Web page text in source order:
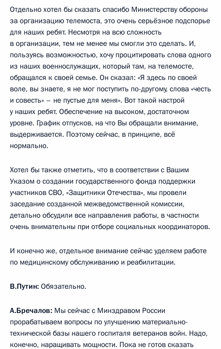
Отдельно хотел бы сказать спасибо Министерству обороны
за организацию телемоста, это очень серьёзное подспорье
для наших ребят. Несмотря на всю сложность
в организации, тем не менее мы смогли это сделать. И,
пользуясь возможностью, хочу процитировать слова одного
из наших военнослужащих, который там, на телемосте,
обращался к своей семье. Он сказал: «Я здесь по своей
воле, вы знаете, я не мог поступить по-другому, слова «честь
и совесть» – не пустые для меня». Вот такой настрой
у наших ребят. Обеспечение на высоком, достаточном
уровне. График отпусков, на что Вы обращали внимание,
выдерживается. Поэтому сейчас, в принципе, всё
нормально.
Хотел бы также отметить, что в соответствии с Вашим
Указом о создании государственного фонда поддержки
участников СВО, «Защитники Отечества», мы провели
заседание созданной межведомственной комиссии,
детально обсудили все направления работы, в частности
очень внимательны при отборе социальных координаторов.
И конечно же, отдельное внимание сейчас уделяем работе
по медицинскому обслуживанию и реабилитации.
В.Путин: Обязательно.
А.Бречалов: Мы сейчас с Минздравом России
прорабатываем вопросы по улучшению материально-
технической базы нашего госпиталя ветеранов войн. Надо,
конечно, наращивать мощности. Пока не готов сказать